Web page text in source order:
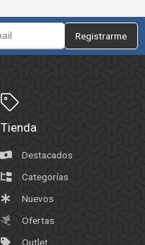
Registrarme
Tienda
Destacados
Categorías
Nuevos
Ofertas
Outlet